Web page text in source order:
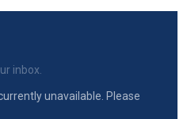
inbox.
unavailable. Please